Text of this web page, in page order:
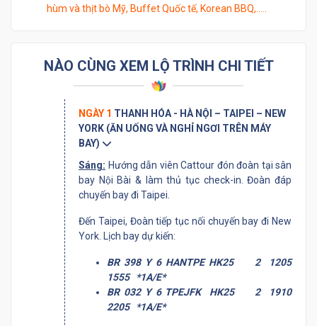
hùm và thịt bò Mỹ, Buffet Quốc tế, Korean BBQ,…..
NÀO CÙNG XEM LỘ TRÌNH CHI TIẾT
NGÀY 1 THANH HÓA - HÀ NỘI – TAIPEI – NEW
YORK (ĂN UỐNG VÀ NGHỈ NGƠI TRÊN MÁY
BAY)
Sáng: Hướng dẫn viên Cattour đón đoàn tại sân
bay Nội Bài & làm thủ tục check-in. Đoàn đáp
chuyến bay đi Taipei.
Đến Taipei, Đoàn tiếp tục nối chuyến bay đi New
York. Lịch bay dự kiến:
BR 398 Y 6 HANTPE HK25 2 1205
1555 *1A/E*
BR 032 Y 6 TPEJFK HK25 2 1910
2205 *1A/E*